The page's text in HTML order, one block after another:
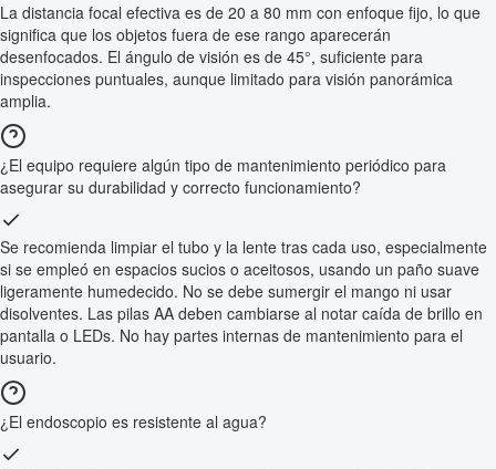
La distancia focal efectiva es de 20 a 80 mm con enfoque fijo, lo que
significa que los objetos fuera de ese rango aparecerán
desenfocados. El ángulo de visión es de 45°, suficiente para
inspecciones puntuales, aunque limitado para visión panorámica
amplia.
¿El equipo requiere algún tipo de mantenimiento periódico para
asegurar su durabilidad y correcto funcionamiento?
Se recomienda limpiar el tubo y la lente tras cada uso, especialmente
si se empleó en espacios sucios o aceitosos, usando un paño suave
ligeramente humedecido. No se debe sumergir el mango ni usar
disolventes. Las pilas AA deben cambiarse al notar caída de brillo en
pantalla o LEDs. No hay partes internas de mantenimiento para el
usuario.
¿El endoscopio es resistente al agua?